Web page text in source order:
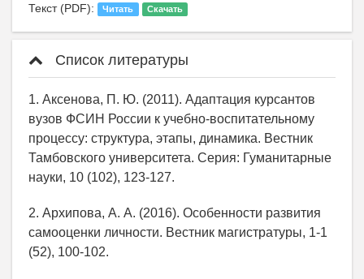
Текст (PDF): Читать Скачать
Список литературы
1. Аксенова, П. Ю. (2011). Адаптация курсантов
вузов ФСИН России к учебно-воспитательному
процессу: структура, этапы, динамика. Вестник
Тамбовского университета. Серия: Гуманитарные
науки, 10 (102), 123-127.
2. Архипова, А. А. (2016). Особенности развития
самооценки личности. Вестник магистратуры, 1-1
(52), 100-102.